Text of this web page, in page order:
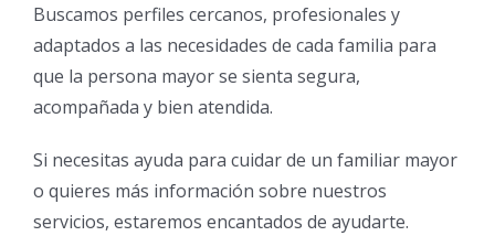
Buscamos perfiles cercanos, profesionales y
adaptados a las necesidades de cada familia para
que la persona mayor se sienta segura,
acompañada y bien atendida.
Si necesitas ayuda para cuidar de un familiar mayor
o quieres más información sobre nuestros
servicios, estaremos encantados de ayudarte.